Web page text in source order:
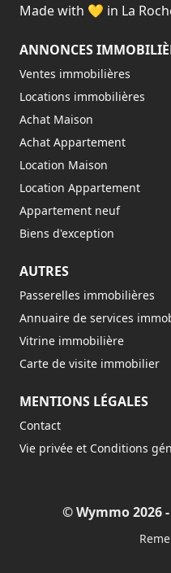
Made with 💛 in La
ANNONCES
Ventes immobilières
Locations immobilières
Achat Maison
Achat Appartement
Location Maison
Location Appartement
Appartement neuf
Biens d'exception
AUTRES
Passerelles immobilières
Annuaire de services
Vitrine immobilière
Carte de visite immobilier
MENTIONS LÉGALES
Contact
Vie privée et Conditions
© Wymmo 2026